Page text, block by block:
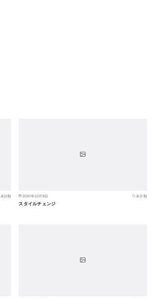
未分類 2020年10月8日 未分類
スタイルチェンジ